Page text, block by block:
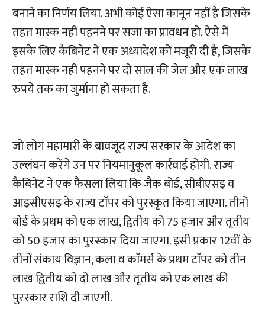
बनाने का निर्णय लिया. अभी कोई ऐसा कानून नहीं है जिसके
तहत मास्क नहीं पहनने पर सजा का प्रावधन हो. ऐसे में
इसके लिए कैबिनेट ने एक अध्यादेश को मंजूरी दी है, जिसके
तहत मास्क नहीं पहनने पर दो साल की जेल और एक लाख
रुपये तक का जुर्माना हो सकता है.
जो लोग महामारी के बावजूद राज्य सरकार के आदेश का
उल्लंघन करेंगे उन पर नियमानुकूल कार्रवाई होगी. राज्य
कैबिनेट ने एक फैसला लिया कि जैक बोर्ड, सीबीएसइ व
आइसीएसइ के राज्य टाॅपर को पुरस्कृत किया जाएगा. तीनों
बोर्ड के प्रथम को एक लाख, द्वितीय को 75 हजार और तृतीय
को 50 हजार का पुरस्कार दिया जाएगा. इसी प्रकार 12वीं के
तीनों संकाय विज्ञान, कला व काॅमर्स के प्रथम टाॅपर को तीन
लाख द्वितीय को दो लाख और तृतीय को एक लाख की
पुरस्कार राशि दी जाएगी.